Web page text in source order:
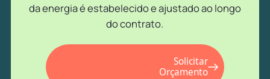
da energia é estabelecido e ajustado ao longo
do contrato.
Solicitar
Orçamento